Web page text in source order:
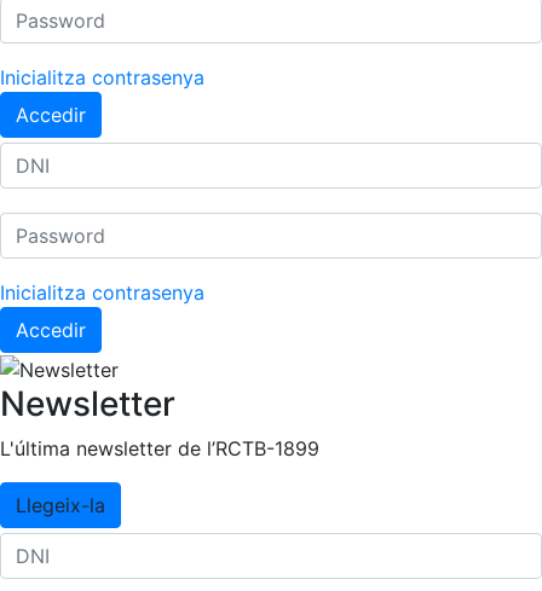
Inicialitza contrasenya
Accedir
Inicialitza contrasenya
Accedir
Newsletter
L'última newsletter de l’RCTB-1899
Llegeix-la